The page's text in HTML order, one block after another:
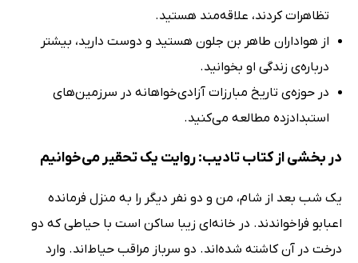
تظاهرات کردند، علاقه‌مند هستید.
از هواداران طاهر بن جلون هستید و دوست دارید، بیشتر
درباره‌ی زندگی او بخوانید.
در حوزه‌ی تاریخ مبارزات آزادی‌خواهانه در سرزمین‌های
استبدادزده مطالعه می‌کنید.
در بخشی از کتاب تادیب: روایت یک تحقیر می‌خوانیم
یک شب بعد از شام، من و دو نفر دیگر را به منزل فرمانده
اعبابو فراخواندند. در خانه‌ای زیبا ساکن است با حیاطی که دو
درخت در آن کاشته شده‌اند. دو سرباز مراقب حیاط‌اند. وارد